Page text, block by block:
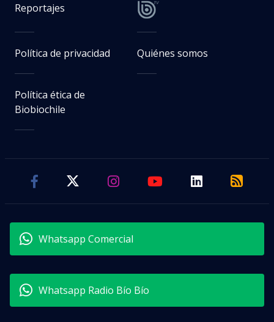
Reportajes
Política de privacidad Quiénes somos
Política ética de
Biobiochile
Whatsapp Comercial
Whatsapp Radio Bío Bío